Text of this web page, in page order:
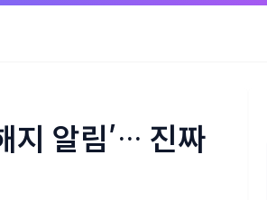
지 알림’… 진짜